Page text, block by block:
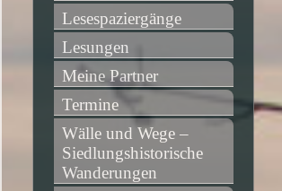
Lesespaziergänge
Lesungen
Meine Partner
Termine
Wälle und Wege –
Siedlungshistorische
Wanderungen